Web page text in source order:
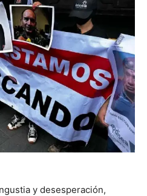
y desesperación,